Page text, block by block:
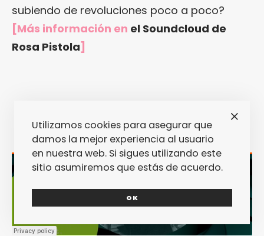
subiendo de revoluciones poco a poco?
[Más información en el Soundcloud de
Rosa Pistola]
Utilizamos cookies para asegurar que
damos la mejor experiencia al usuario
en nuestra web. Si sigues utilizando este
sitio asumiremos que estás de acuerdo.
OK